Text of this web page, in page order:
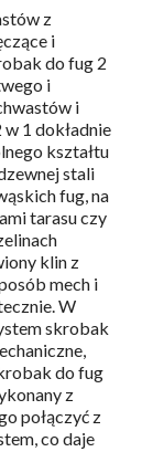
z
i
do fug 2
i
i
1 dokładnie
kształtu
stali
fug, na
tarasu czy
klin z
mech i
W
skrobak
do fug
z
połączyć z
co daje